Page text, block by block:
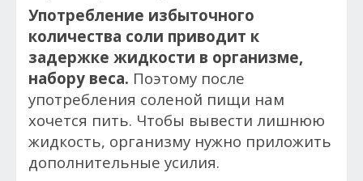
Употребление избыточного
количества соли приводит к
задержке жидкости в организме,
набору веса. Поэтому после
употребления соленой пищи нам
хочется пить. Чтобы вывести лишнюю
жидкость, организму нужно приложить
дополнительные усилия.